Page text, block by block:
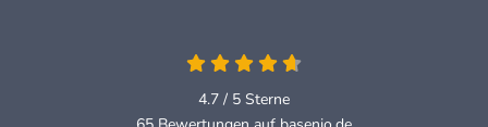
4.7 / 5 Sterne